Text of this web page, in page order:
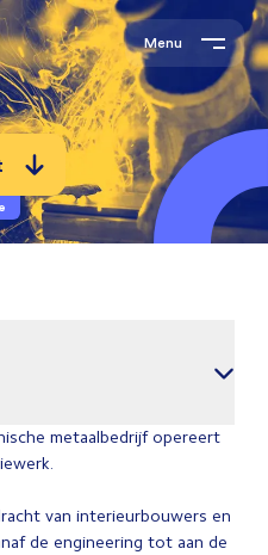
Menu
metaalbedrijf opereert
van interieurbouwers en
de engineering tot aan de